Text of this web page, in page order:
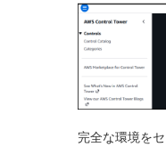
完全な環境を